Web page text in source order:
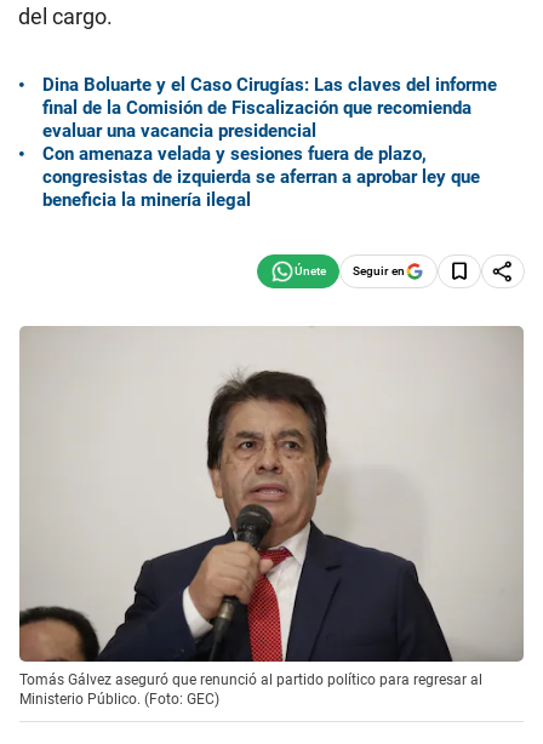
del cargo.
Dina Boluarte y el Caso Cirugías: Las claves del informe
final de la Comisión de Fiscalización que recomienda
evaluar una vacancia presidencial
Con amenaza velada y sesiones fuera de plazo,
congresistas de izquierda se aferran a aprobar ley que
beneficia la minería ilegal
Seguir en
Tomás Gálvez aseguró que renunció al partido político para regresar al
Ministerio Público. (Foto: GEC)